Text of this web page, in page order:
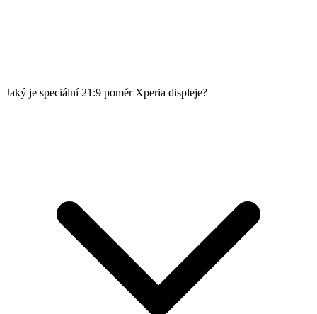
Jaký je speciální 21:9 poměr Xperia displeje?